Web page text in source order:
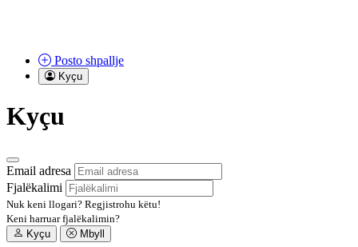
Posto shpallje
Kyçu
Kyçu
Email adresa
Fjalëkalimi
Nuk keni llogari? Regjistrohu këtu!
Keni harruar fjalëkalimin?
Kyçu
Mbyll